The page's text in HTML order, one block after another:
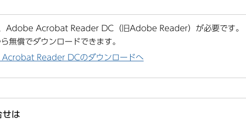
Adobe Acrobat Reader DC（旧Adobe Reader）が必要です。
無償でダウンロードできます。
Reader DCのダウンロードへ
せは